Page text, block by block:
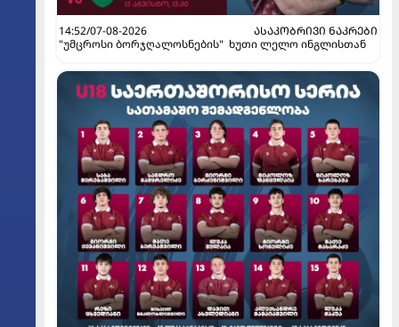
14:52/07-08-2026
ᲐᲡᲐᲙᲝᲑᲠᲘᲕᲘ ᲜᲐᲙᲠᲔᲑᲘ
"უმცროსი ბორჯღალოსნების" ხუთი ლელო ინგლისთან